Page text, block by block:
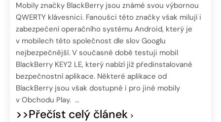
Mobily značky BlackBerry jsou známé svou výbornou
QWERTY klávesnici. Fanoušci této značky však milují i
zabezpečení operačního systému Android, který je
v mobilech této společnost dle slov Googlu
nejbezpečnější. V současné době testuji mobil
BlackBerry KEY2 LE, který nabízí již předinstalované
bezpečnostní aplikace. Některé aplikace od
BlackBerry jsou však dostupné i pro jiné mobily
v Obchodu Play. …
>>Přečíst celý článek